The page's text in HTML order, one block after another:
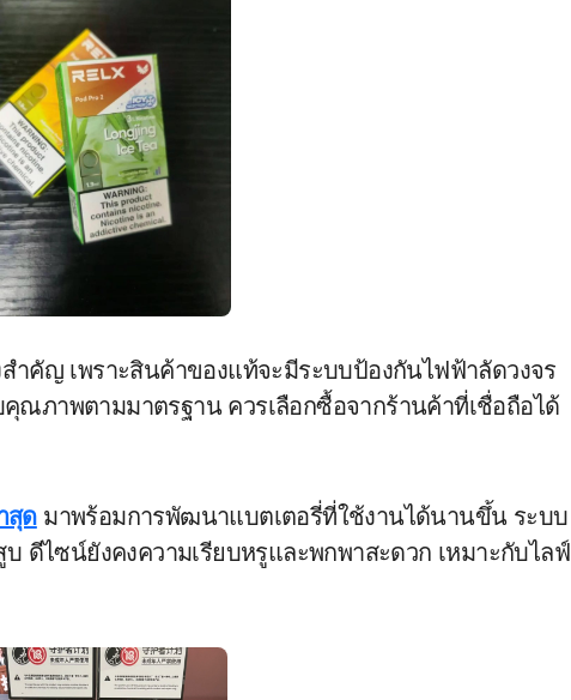
ำคัญ เพราะสินค้าของแท้จะมีระบบป้องกันไฟฟ้าลัดวงจร
ณภาพตามมาตรฐาน ควรเลือกซื้อจากร้านค้าที่เชื่อถือได้
สุดมาพร้อมการพัฒนาแบตเตอรี่ที่ใช้งานได้นานขึ้น ระบบ
บ ดีไซน์ยังคงความเรียบหรูและพกพาสะดวก เหมาะกับไลฟ์